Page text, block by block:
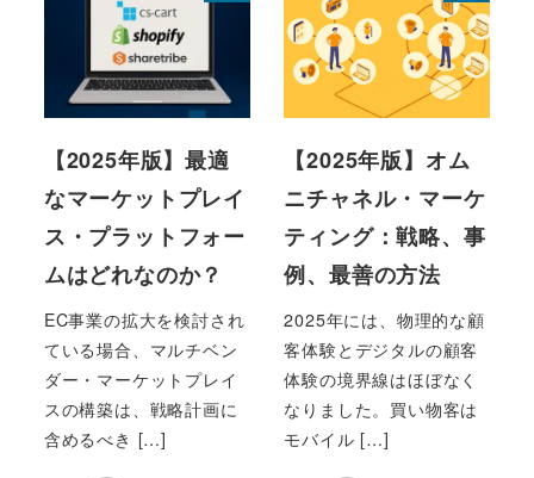
【2025年版】最適
なマーケットプレイ
ス・プラットフォー
ムはどれなのか？
EC事業の拡大を検討され
ている場合、マルチベン
ダー・マーケットプレイ
スの構築は、戦略計画に
含めるべき […]
【2025年版】オム
ニチャネル・マーケ
ティング：戦略、事
例、最善の方法
2025年には、物理的な顧
客体験とデジタルの顧客
体験の境界線はほぼなく
なりました。買い物客は
モバイル […]